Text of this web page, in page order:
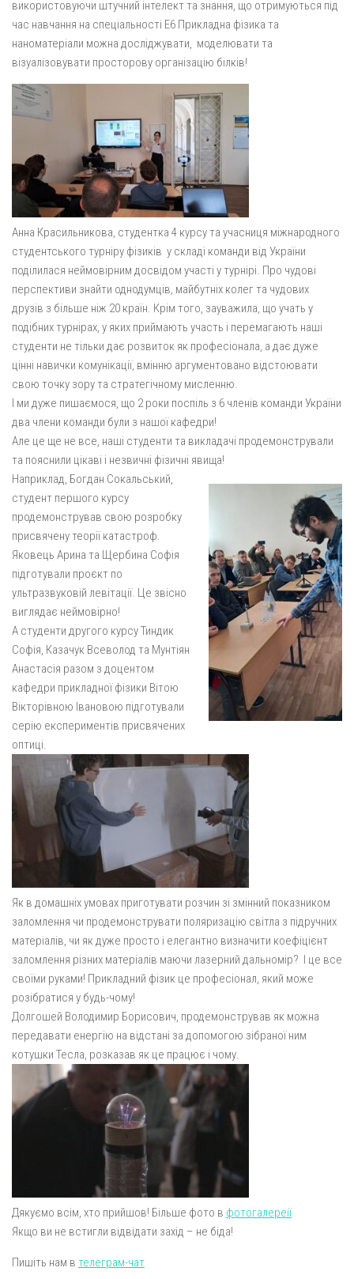
використовуючи штучний інтелект та знання, що отримуються під
час навчання на спеціальності Е6 Прикладна фізика та
наноматеріали можна досліджувати, моделювати та
візуалізовувати просторову організацію білків!
Анна Красильникова, студентка 4 курсу та учасниця міжнародного
студентського турніру фізиків у складі команди від України
поділилася неймовірним досвідом участі у турнірі. Про чудові
перспективи знайти однодумців, майбутніх колег та чудових
друзів з більше ніж 20 країн. Крім того, зауважила, що учать у
подібних турнірах, у яких приймають участь і перемагають наші
студенти не тільки дає розвиток як професіонала, а дає дуже
цінні навички комунікації, вмінню аргументовано відстоювати
свою точку зору та стратегічному мисленню.
І ми дуже пишаємося, що 2 роки поспіль з 6 членів команди України
два члени команди були з нашої кафедри!
Але це ще не все, наші студенти та викладачі продемонстрували
та пояснили цікаві і незвичні фізичні явища!
Наприклад, Богдан Сокальський,
студент першого курсу
продемонстрував свою розробку
присвячену теорії катастроф.
Яковець Арина та Щербина Софія
підготували проєкт по
ультразвуковій левітації. Це звісно
виглядає неймовірно!
А студенти другого курсу Тиндик
Софія, Казачук Всеволод та Мунтіян
Анастасія разом з доцентом
кафедри прикладної фізики Вітою
Вікторівною Івановою підготували
серію експериментів присвячених
оптиці.
Як в домашніх умовах приготувати розчин зі змінний показником
заломлення чи продемонструвати поляризацію світла з підручних
матеріалів, чи як дуже просто і елегантно визначити коефіцієнт
заломлення різних матеріалів маючи лазерний дальномір? І це все
своїми руками! Прикладний фізик це професіонал, який може
розібратися у будь-чому!
Долгошей Володимир Борисович, продемонстрував як можна
передавати енергію на відстані за допомогою зібраної ним
котушки Тесла, розказав як це працює і чому.
Дякуємо всім, хто прийшов! Більше фото в фотогалереії
Якщо ви не встигли відвідати захід – не біда!
Пишіть нам в телеграм-чат